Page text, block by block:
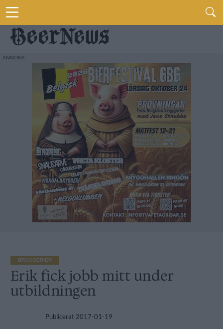
BRYGGERIER
Erik fick jobb mitt under
utbildningen
Publicerat 2017-01-19